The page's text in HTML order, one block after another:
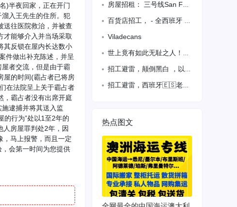
)半夜回家，正在开门
入王先生的住所。犯
送往医院救治，并被查
才能够介入并当场采取
其反锁在屋内长达数小
件做出补充陈述，并呈
者交流，但是由于霸
屋的时间(霸占者已将房
在法院呈上关于霸占者
，霸占者没有出席开庭
逮捕并将其送入监
的行为”处以1至2年的
房屋罪判处2年，因
，马上报警，而且一定
会第一时间为您提供
房屋招租： 三号线San Fermin-Orcasur400米处，交通便利，离市
百货店招工， - 全西班牙 698258883
Viladecans
世上竟有如此无耻之人！请大家评评理！我是一个东北人，最近遇
招工避雷，颠倒黑白 ，以上内容都是事实 如有半假 不得好死
招工避雷，西班牙🇪🇸老板小心此人
热点图文